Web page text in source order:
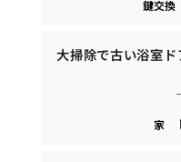
鍵交換
大掃除で古い浴室
家